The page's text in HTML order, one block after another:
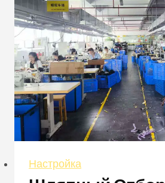
Настройка